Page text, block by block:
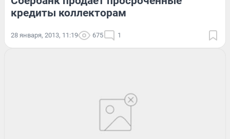
кредиты коллекторам
28 января, 2013, 11:19 675 1